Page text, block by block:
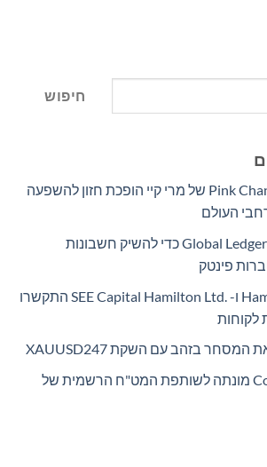
חיפוש
תוכנית Pink Changing Lives®‎ של מרי קיי הופכת חזון להשפעה
העולם
OpenFX רוכשת את Global Ledger כדי להשיק חשבונות
פינטק
Hamilton Reserve Bank ו- SEE Capital Hamilton Ltd.‎ התקשרו
לקוחות
Corpay Cross-Border מונתה לשותפת המט"ח הרשמית של